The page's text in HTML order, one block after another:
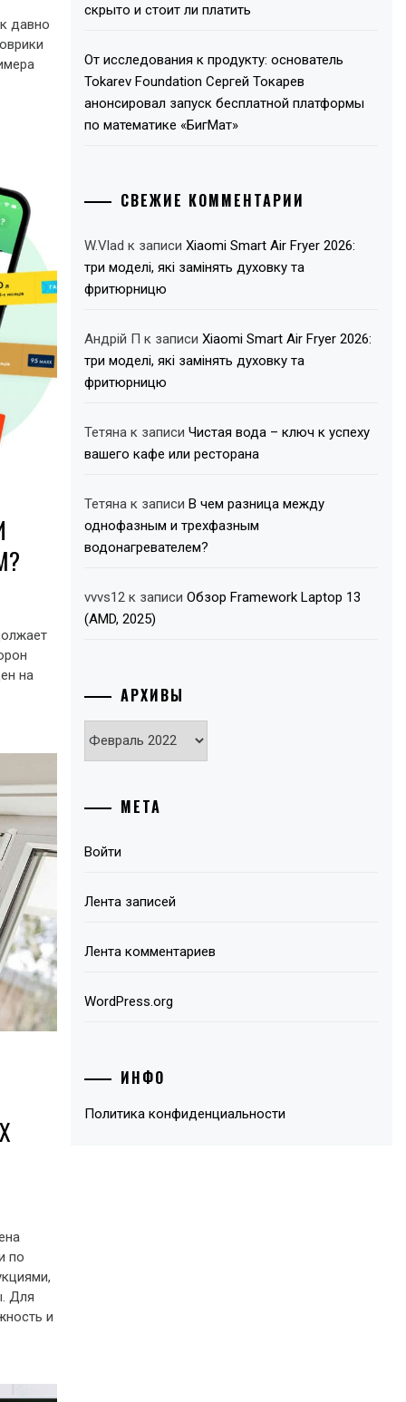
давно
на
по
Для
и
скрыто и стоит ли платить
От исследования к продукту: основатель
Tokarev Foundation Сергей Токарев
анонсировал запуск бесплатной платформы
по математике «БигМат»
СВЕЖИЕ КОММЕНТАРИИ
W.Vlad к записиXiaomi Smart Air Fryer 2026:
три моделі, які замінять духовку та
фритюрницю
Андрій П к записиXiaomi Smart Air Fryer 2026:
три моделі, які замінять духовку та
фритюрницю
Тетяна к записиЧистая вода – ключ к успеху
вашего кафе или ресторана
Тетяна к записиВ чем разница между
однофазным и трехфазным
водонагревателем?
vvvs12 к записиОбзор Framework Laptop 13
(AMD, 2025)
АРХИВЫ
МЕТА
Войти
Лента записей
Лента комментариев
WordPress.org
ИНФО
Политика конфиденциальности